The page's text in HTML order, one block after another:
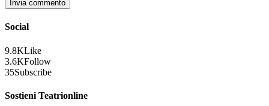
Social
9.8KLike
3.6KFollow
35Subscribe
Sostieni Teatrionline